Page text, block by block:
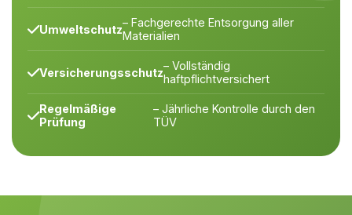
Umweltschutz– Fachgerechte Entsorgung aller
Materialien
Versicherungsschutz– Vollständig
haftpflichtversichert
Regelmäßige
Prüfung
– Jährliche Kontrolle durch den
TÜV